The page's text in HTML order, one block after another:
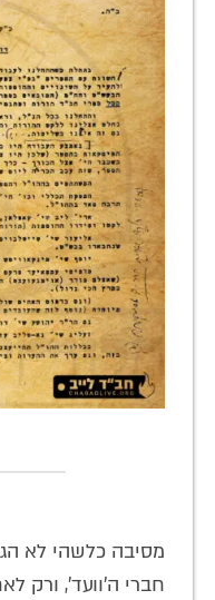
מסיבה כלשהי לא
חברי ה'וועד', ורק